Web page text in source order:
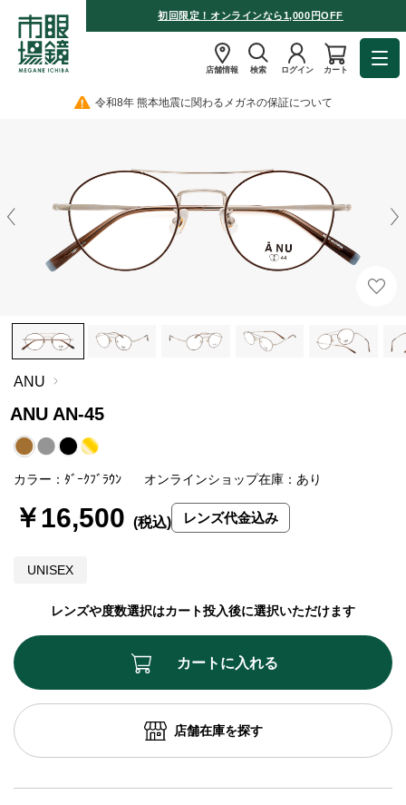
初回限定！オンラインなら1,000円OFF
店舗情報 検索 ログイン カート
令和8年 熊本地震に関わるメガネの保証について
ANU
ANU AN-45
UNISEX
カラー：ﾀﾞｰｸﾌﾞﾗｳﾝ オンラインショップ在庫：あり
レンズや度数選択はカート投入後に選択いただけます
￥16,500 レンズ代金込み
カートに入れる
店舗在庫を探す